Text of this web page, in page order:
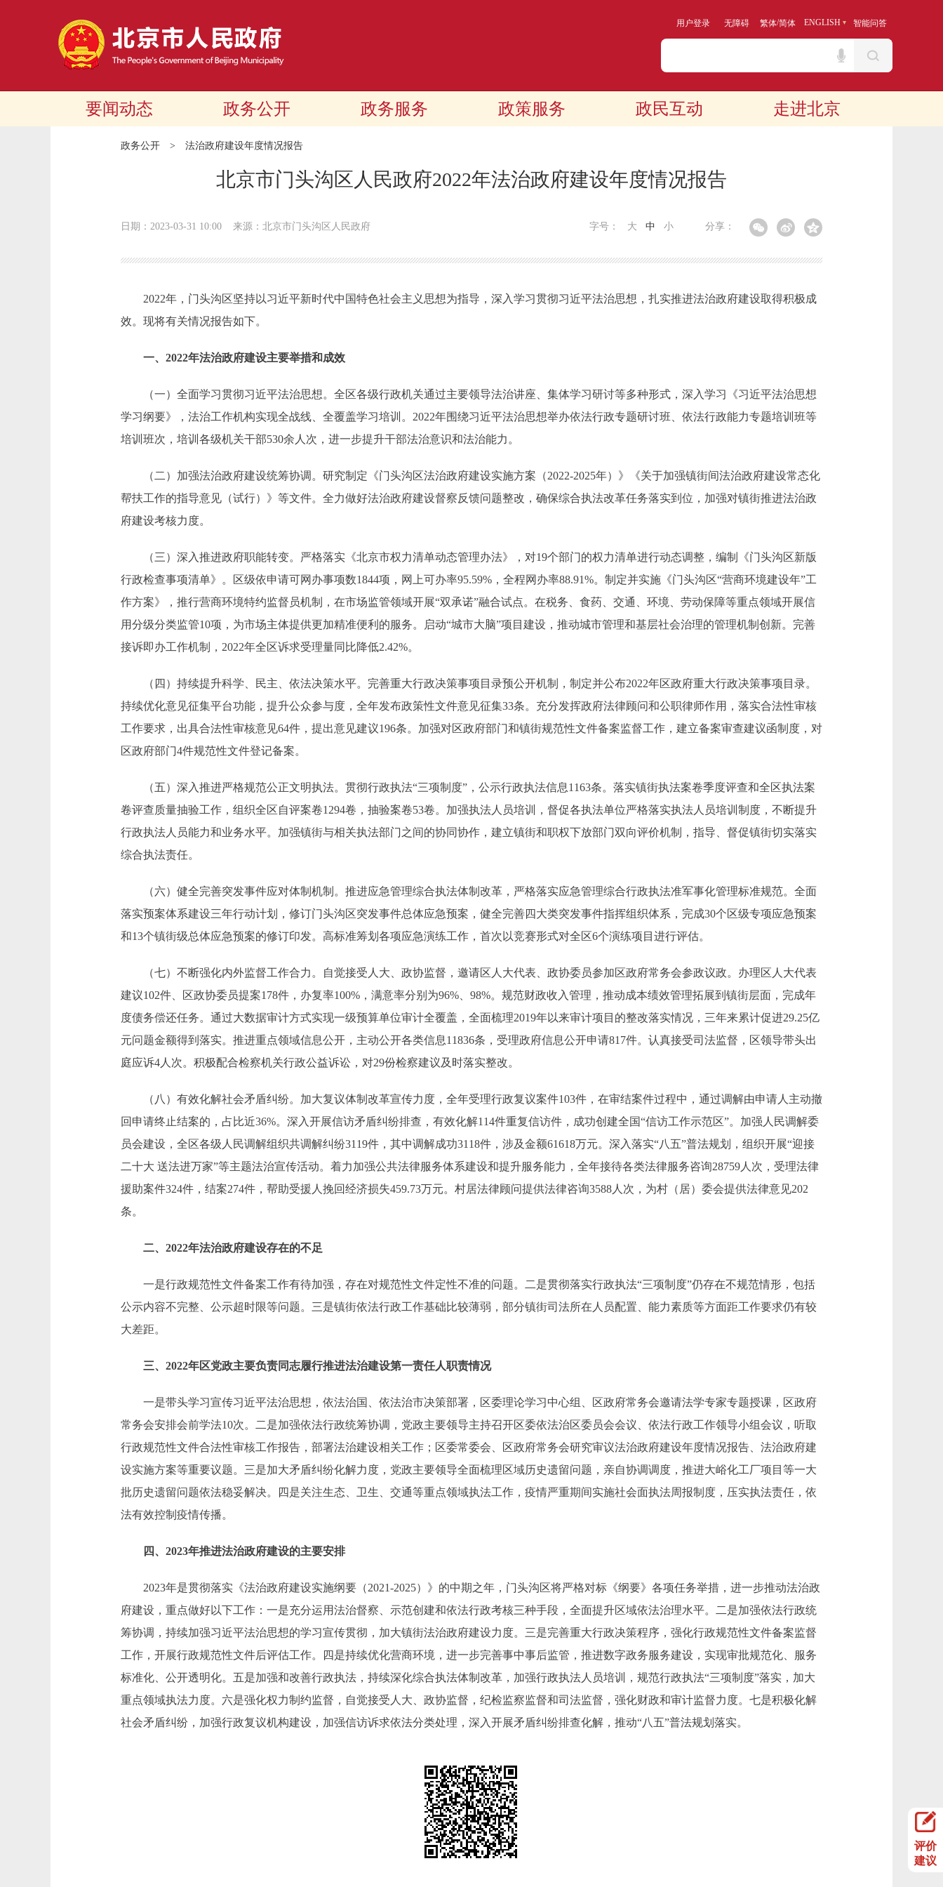
用户登录 无障碍 繁体/简体 ENGLISH 智能问答
要闻动态 政务公开 政务服务 政策服务 政民互动 走进北京
政务公开 > 法治政府建设年度情况报告
​北京市门头沟区人民政府2022年法治政府建设年度情况报告
日期：2023-03-31 10:00 来源：​北京市门头沟区人民政府 分享：
字号： 大 中 小
2022年，门头沟区坚持以习近平新时代中国特色社会主义思想为指导，深入学习贯彻习近平法治思想，扎实推进法治政府建设取得积极成
效。现将有关情况报告如下。
一、2022年法治政府建设主要举措和成效
（一）全面学习贯彻习近平法治思想。全区各级行政机关通过主要领导法治讲座、集体学习研讨等多种形式，深入学习《习近平法治思想
学习纲要》，法治工作机构实现全战线、全覆盖学习培训。2022年围绕习近平法治思想举办依法行政专题研讨班、依法行政能力专题培训班等
培训班次，培训各级机关干部530余人次，进一步提升干部法治意识和法治能力。
（二）加强法治政府建设统筹协调。研究制定《门头沟区法治政府建设实施方案（2022-2025年）》《关于加强镇街间法治政府建设常态化
帮扶工作的指导意见（试行）》等文件。全力做好法治政府建设督察反馈问题整改，确保综合执法改革任务落实到位，加强对镇街推进法治政
府建设考核力度。
（三）深入推进政府职能转变。严格落实《北京市权力清单动态管理办法》，对19个部门的权力清单进行动态调整，编制《门头沟区新版
行政检查事项清单》。区级依申请可网办事项数1844项，网上可办率95.59%，全程网办率88.91%。制定并实施《门头沟区“营商环境建设年”工
作方案》，推行营商环境特约监督员机制，在市场监管领域开展“双承诺”融合试点。在税务、食药、交通、环境、劳动保障等重点领域开展信
用分级分类监管10项，为市场主体提供更加精准便利的服务。启动“城市大脑”项目建设，推动城市管理和基层社会治理的管理机制创新。完善
接诉即办工作机制，2022年全区诉求受理量同比降低2.42%。
（四）持续提升科学、民主、依法决策水平。完善重大行政决策事项目录预公开机制，制定并公布2022年区政府重大行政决策事项目录。
持续优化意见征集平台功能，提升公众参与度，全年发布政策性文件意见征集33条。充分发挥政府法律顾问和公职律师作用，落实合法性审核
工作要求，出具合法性审核意见64件，提出意见建议196条。加强对区政府部门和镇街规范性文件备案监督工作，建立备案审查建议函制度，对
区政府部门4件规范性文件登记备案。
（五）深入推进严格规范公正文明执法。贯彻行政执法“三项制度”，公示行政执法信息1163条。落实镇街执法案卷季度评查和全区执法案
卷评查质量抽验工作，组织全区自评案卷1294卷，抽验案卷53卷。加强执法人员培训，督促各执法单位严格落实执法人员培训制度，不断提升
行政执法人员能力和业务水平。加强镇街与相关执法部门之间的协同协作，建立镇街和职权下放部门双向评价机制，指导、督促镇街切实落实
综合执法责任。
（六）健全完善突发事件应对体制机制。推进应急管理综合执法体制改革，严格落实应急管理综合行政执法准军事化管理标准规范。全面
落实预案体系建设三年行动计划，修订门头沟区突发事件总体应急预案，健全完善四大类突发事件指挥组织体系，完成30个区级专项应急预案
和13个镇街级总体应急预案的修订印发。高标准筹划各项应急演练工作，首次以竞赛形式对全区6个演练项目进行评估。
（七）不断强化内外监督工作合力。自觉接受人大、政协监督，邀请区人大代表、政协委员参加区政府常务会参政议政。办理区人大代表
建议102件、区政协委员提案178件，办复率100%，满意率分别为96%、98%。规范财政收入管理，推动成本绩效管理拓展到镇街层面，完成年
度债务偿还任务。通过大数据审计方式实现一级预算单位审计全覆盖，全面梳理2019年以来审计项目的整改落实情况，三年来累计促进29.25亿
元问题金额得到落实。推进重点领域信息公开，主动公开各类信息11836条，受理政府信息公开申请817件。认真接受司法监督，区领导带头出
庭应诉4人次。积极配合检察机关行政公益诉讼，对29份检察建议及时落实整改。
（八）有效化解社会矛盾纠纷。加大复议体制改革宣传力度，全年受理行政复议案件103件，在审结案件过程中，通过调解由申请人主动撤
回申请终止结案的，占比近36%。深入开展信访矛盾纠纷排查，有效化解114件重复信访件，成功创建全国“信访工作示范区”。加强人民调解委
员会建设，全区各级人民调解组织共调解纠纷3119件，其中调解成功3118件，涉及金额61618万元。深入落实“八五”普法规划，组织开展“迎接
二十大 送法进万家”等主题法治宣传活动。着力加强公共法律服务体系建设和提升服务能力，全年接待各类法律服务咨询28759人次，受理法律
援助案件324件，结案274件，帮助受援人挽回经济损失459.73万元。村居法律顾问提供法律咨询3588人次，为村（居）委会提供法律意见202
条。
二、2022年法治政府建设存在的不足
一是行政规范性文件备案工作有待加强，存在对规范性文件定性不准的问题。二是贯彻落实行政执法“三项制度”仍存在不规范情形，包括
公示内容不完整、公示超时限等问题。三是镇街依法行政工作基础比较薄弱，部分镇街司法所在人员配置、能力素质等方面距工作要求仍有较
大差距。
三、2022年区党政主要负责同志履行推进法治建设第一责任人职责情况
一是带头学习宣传习近平法治思想，依法治国、依法治市决策部署，区委理论学习中心组、区政府常务会邀请法学专家专题授课，区政府
常务会安排会前学法10次。二是加强依法行政统筹协调，党政主要领导主持召开区委依法治区委员会会议、依法行政工作领导小组会议，听取
行政规范性文件合法性审核工作报告，部署法治建设相关工作；区委常委会、区政府常务会研究审议法治政府建设年度情况报告、法治政府建
设实施方案等重要议题。三是加大矛盾纠纷化解力度，党政主要领导全面梳理区域历史遗留问题，亲自协调调度，推进大峪化工厂项目等一大
批历史遗留问题依法稳妥解决。四是关注生态、卫生、交通等重点领域执法工作，疫情严重期间实施社会面执法周报制度，压实执法责任，依
法有效控制疫情传播。
四、2023年推进法治政府建设的主要安排
2023年是贯彻落实《法治政府建设实施纲要（2021-2025）》的中期之年，门头沟区将严格对标《纲要》各项任务举措，进一步推动法治政
府建设，重点做好以下工作：一是充分运用法治督察、示范创建和依法行政考核三种手段，全面提升区域依法治理水平。二是加强依法行政统
筹协调，持续加强习近平法治思想的学习宣传贯彻，加大镇街法治政府建设力度。三是完善重大行政决策程序，强化行政规范性文件备案监督
工作，开展行政规范性文件后评估工作。四是持续优化营商环境，进一步完善事中事后监管，推进数字政务服务建设，实现审批规范化、服务
标准化、公开透明化。五是加强和改善行政执法，持续深化综合执法体制改革，加强行政执法人员培训，规范行政执法“三项制度”落实，加大
重点领域执法力度。六是强化权力制约监督，自觉接受人大、政协监督，纪检监察监督和司法监督，强化财政和审计监督力度。七是积极化解
社会矛盾纠纷，加强行政复议机构建设，加强信访诉求依法分类处理，深入开展矛盾纠纷排查化解，推动“八五”普法规划落实。
评价
建议